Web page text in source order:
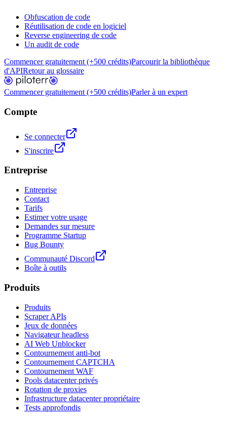
Obfuscation de code
Réutilisation de code en logiciel
Reverse engineering de code
Un audit de code
Commencer gratuitement (+500 crédits)Parcourir la bibliothèque
d'APIRetour au glossaire
Commencer gratuitement (+500 crédits)Parler à un expert
Compte
Se connecter
S'inscrire
Entreprise
Entreprise
Contact
Tarifs
Estimer votre usage
Demandes sur mesure
Programme Startup
Bug Bounty
Communauté Discord
Boîte à outils
Produits
Produits
Scraper APIs
Jeux de données
Navigateur headless
AI Web Unblocker
Contournement anti-bot
Contournement CAPTCHA
Contournement WAF
Pools datacenter privés
Rotation de proxies
Infrastructure datacenter propriétaire
Tests approfondis